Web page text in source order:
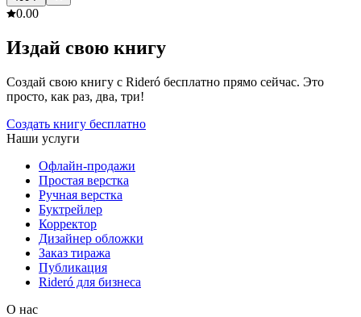
0.00
Издай свою книгу
Создай свою книгу с Rideró бесплатно прямо сейчас. Это
просто, как раз, два, три!
Создать книгу бесплатно
Наши услуги
Офлайн-продажи
Простая верстка
Ручная верстка
Буктрейлер
Корректор
Дизайнер обложки
Заказ тиража
Публикация
Rideró для бизнеса
О нас